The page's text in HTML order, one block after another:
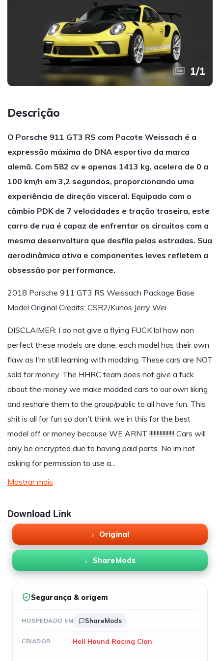
1/1
Descrição
O Porsche 911 GT3 RS com Pacote Weissach é a
expressão máxima do DNA esportivo da marca
alemã. Com 582 cv e apenas 1413 kg, acelera de 0 a
100 km/h em 3,2 segundos, proporcionando uma
experiência de direção visceral. Equipado com o
câmbio PDK de 7 velocidades e tração traseira, este
carro de rua é capaz de enfrentar os circuitos com a
mesma desenvoltura que desfila pelas estradas. Sua
aerodinâmica ativa e componentes leves refletem a
obsessão por performance.
2018 Porsche 911 GT3 RS Weissach Package Base
Model Original Credits: CSR2/Kunos Jerry Wei
DISCLAIMER: I do not give a flying FUCK lol how non
perfect these models are done, each model has their own
flaw as I'm still learning with modding, These cars are NOT
sold for money. The HHRC team does not give a fuck
about the money we make modded cars to our own liking
and reshare them to the group/public to all have fun. This
shit is all for fun so don't think we in this for the best
model off or money because WE ARNT !!!!!!!!!!!!!!!!! Cars will
only be encrypted due to having paid parts. No im not
asking for permission to use a...
Mostrar mais
Download Link
Original
ShareMods
Segurança & origem
HOSPEDADO EM ShareMods
CRIADOR Hell Hound Racing Clan